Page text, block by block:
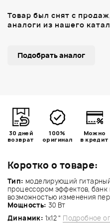
Коротко о товаре:
Тип: моделирующий
процессором эффектов, банк
возможностью изменения
Мощность: 30 Вт
Динамик: 1х12 " Подробное
Товар был снят с
аналоги из нашего
Подобрать аналог
30 дней
возврат
100%
оригинал
Можно
в кредит